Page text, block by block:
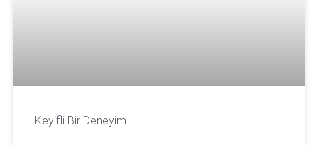
Keyifli Bir Deneyim